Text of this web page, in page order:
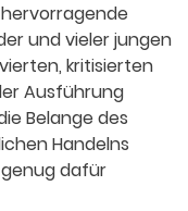
und vieler jungen
kritisierten
Ausführung
Belange des
Handelns
dafür